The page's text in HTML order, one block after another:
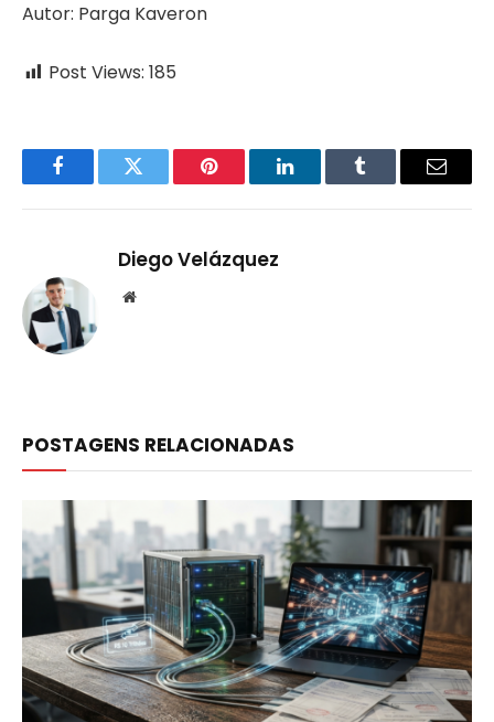
Autor: Parga Kaveron
Post Views: 185
FacebookTwitter Pinterest LinkedInTumblr Email
Diego Velázquez
Website
POSTAGENS RELACIONADAS